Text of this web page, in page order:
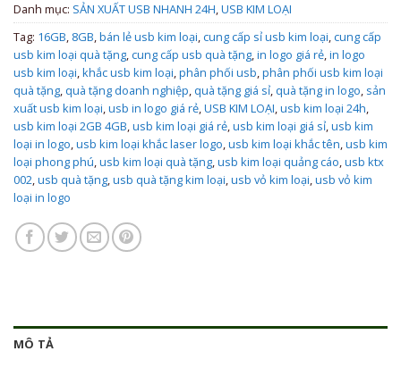
Danh mục: SẢN XUẤT USB NHANH 24H,USB KIM LOẠI
Tag: 16GB, 8GB,bán lẻ usb kim loại,cung cấp sỉ usb kim loại,cung cấp
usb kim loại quà tặng,cung cấp usb quà tặng,in logo giá rẻ,in logo
usb kim loại,khắc usb kim loại,phân phối usb,phân phối usb kim loại
quà tặng, quà tặng doanh nghiệp, quà tặng giá sỉ, quà tặng in logo, sản
xuất usb kim loại,usb in logo giá rẻ,USB KIM LOẠI,usb kim loại 24h,
usb kim loại 2GB 4GB,usb kim loại giá rẻ,usb kim loại giá sỉ,usb kim
loại in logo,usb kim loại khắc laser logo,usb kim loại khắc tên,usb kim
loại phong phú,usb kim loại quà tặng,usb kim loại quảng cáo,usb ktx
002,usb quà tặng,usb quà tặng kim loại,usb vỏ kim loại,usb vỏ kim
loại in logo
MÔ TẢ